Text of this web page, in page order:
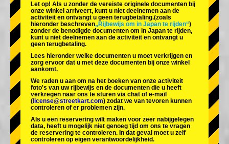
Okinawa
Let op! Als u zonder de vereiste originele documenten bij
onze winkel arriveert, kunt u niet deelnemen aan de
activiteit en ontvangt u geen terugbetaling.(zoals
hieronder beschreven„Rijbewijs om in Japan te rijden“)
zonder de benodigde documenten om in Japan te rijden,
kunt u niet deelnemen aan de activiteit en ontvangt u
geen terugbetaling.
Lees hieronder welke documenten u moet verkrijgen en
zorg ervoor dat u met deze documenten bij onze winkel
aankomt.
We raden u aan om na het boeken van onze activiteit
foto's van uw rijbewijs en de documenten die u heeft
verkregen naar ons te sturen via chat of e-mail
( license@streetkart.com) zodat we van tevoren kunnen
controleren of er problemen zijn.
Als u een reservering wilt maken voor zeer nabijgelegen
data, heeft u mogelijk niet genoeg tijd om ons te vragen
de reservering te controleren. In dat geval moet u zelf
controleren op eigen verantwoordelijkheid.